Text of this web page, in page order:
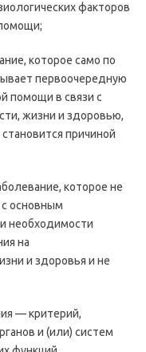
факторов
которое само по
первоочередную
помощи в связи с
жизни и здоровью,
причиной
которое не
основным
необходимости
на
и здоровья и не
— критерий,
и (или) систем